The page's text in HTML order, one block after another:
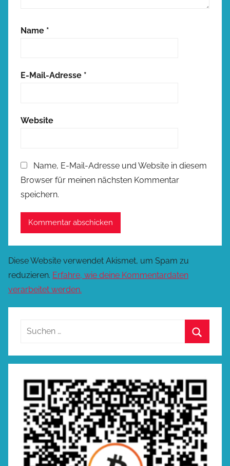
Name *
E-Mail-Adresse *
Website
Name, E-Mail-Adresse und Website in diesem
Browser für meinen nächsten Kommentar
speichern.
Diese Website verwendet Akismet, um Spam zu
reduzieren. Erfahre, wie deine Kommentardaten
verarbeitet werden.
Suchen